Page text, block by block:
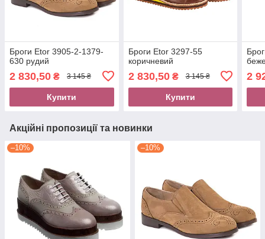
Броги Etor 3905-2-1379-
630 рудий
2 830,50 ₴ 3 145 ₴
Купити
Броги Etor 3297-55
коричневий
2 830,50₴ 3 145 ₴
Купити
2
Акційні пропозиції та новинки
–10% –10%